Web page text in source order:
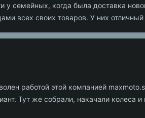
у семейных, когда была доставка
всех своих товаров. У них
работой этой компанией
Тут же собрали, накачали колеса